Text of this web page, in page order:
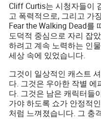
Cliff Curtis는 시청자들이
고 폭력적으로, 그리고 가
Fear the Walking Dead를
도덕적 중심으로 자리 잡
하려고 계속 노력하는 인
세상 속에 있었습니다.
그것이 일상적인 캐스트
다. 그것은 우아한 작별
다. 그것은 남은 캐릭터들
가야 하도록 쇼가 안정적
처럼 느껴졌습니다. 그 충